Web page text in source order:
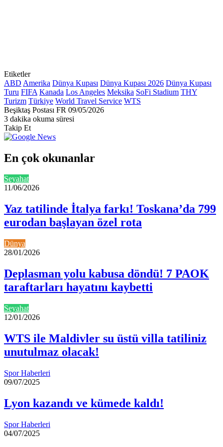
Etiketler
ABD Amerika Dünya Kupası Dünya Kupası 2026 Dünya Kupası
Turu FIFA Kanada Los Angeles Meksika SoFi Stadium THY
Turizm Türkiye World Travel Service WTS
Beşiktaş Postası FR Bir
e-
09/05/2026
3 dakika okuma süresi
Takip Et
En çok okunanlar
Seyahat
11/06/2026
Yaz tatilinde İtalya farkı! Toskana’da 799
eurodan başlayan özel rota
Dünya
28/01/2026
Deplasman yolu kabusa döndü! 7 PAOK
taraftarları hayatını kaybetti
Seyahat
12/01/2026
WTS ile Maldivler su üstü villa tatiliniz
unutulmaz olacak!
Spor Haberleri
09/07/2025
Lyon kazandı ve kümede kaldı!
Spor Haberleri
04/07/2025